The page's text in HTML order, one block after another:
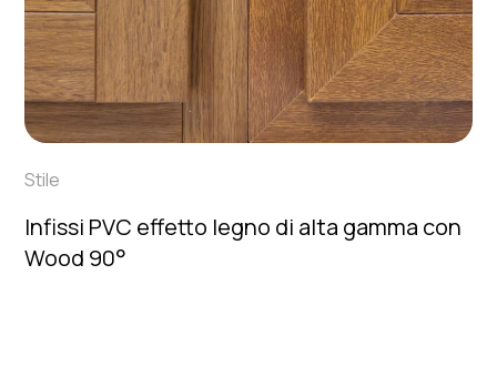
Stile
Infissi PVC effetto legno di alta gamma con
Wood 90°